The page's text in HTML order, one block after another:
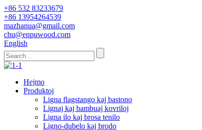
+86 532 83233679
+86 13954264539
mazhanua@gmail.com
chu@enpuwood.com
English
Hejmo
Produktoj
Ligna flagstango kaj bastono
Lignaj kaj bambuaj kovriloj
Ligna ilo kaj brosa tenilo
Ligno-dubelo kaj brodo